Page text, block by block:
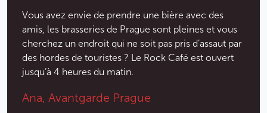
Vous avez envie de prendre une bière avec des
amis, les brasseries de Prague sont pleines et vous
cherchez un endroit qui ne soit pas pris d’assaut par
des hordes de touristes ? Le Rock Café est ouvert
jusqu’à 4 heures du matin.
Ana, Avantgarde Prague